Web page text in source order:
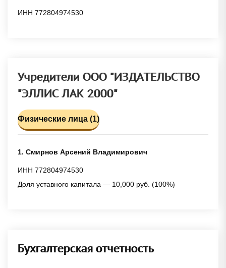
ИНН 772804974530
Учредители ООО "ИЗДАТЕЛЬСТВО
"ЭЛЛИС ЛАК 2000"
Физические лица (1)
1. Смирнов Арсений Владимирович
ИНН 772804974530
Доля уставного капитала — 10,000 руб. (100%)
Бухгалтерская отчетность